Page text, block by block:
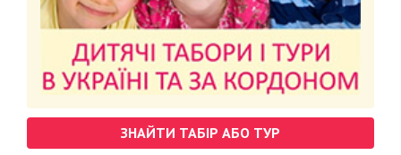
ЗНАЙТИ ТАБІР АБО ТУР